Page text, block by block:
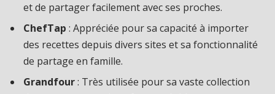
et de partager facilement avec ses proches.
ChefTap : Appréciée pour sa capacité à importer
des recettes depuis divers sites et sa fonctionnalité
de partage en famille.
Grandfour: Très utilisée pour sa vaste collection